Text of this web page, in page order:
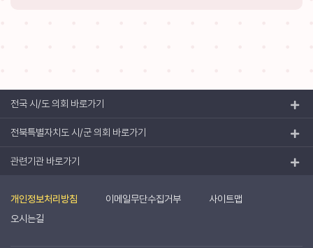
전국 시/도 의회 바로가기
전북특별자치도 시/군 의회 바로가기
관련기관 바로가기
개인정보처리방침 이메일무단수집거부
사이트맵
오시는길